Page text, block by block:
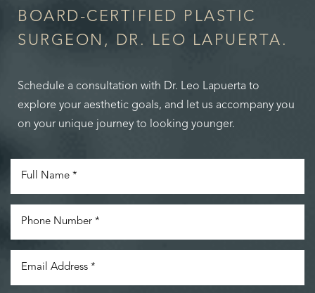
BOARD-CERTIFIED PLASTIC
SURGEON, DR. LEO LAPUERTA.
Schedule a consultation with Dr. Leo Lapuerta to
explore your aesthetic goals, and let us accompany you
on your unique journey to looking younger.